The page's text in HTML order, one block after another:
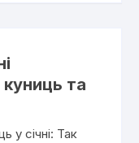
та
у січні: Так